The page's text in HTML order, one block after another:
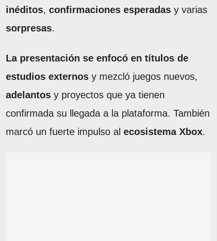
inéditos, confirmaciones esperadas y varias
sorpresas.
La presentación se enfocó en títulos de
estudios externos y mezcló juegos nuevos,
adelantos y proyectos que ya tienen
confirmada su llegada a la plataforma. También
marcó un fuerte impulso al ecosistema Xbox.